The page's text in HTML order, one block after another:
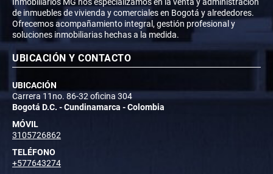
de inmuebles de vivienda y comerciales en Bogotá y alrededores.
Ofrecemos acompañamiento integral, gestión profesional y
soluciones inmobiliarias hechas a la medida.
UBICACIÓN Y CONTACTO
UBICACIÓN
Carrera 11no. 86-32 oficina 304
Bogotá D.C. - Cundinamarca - Colombia
MÓVIL
3105726862
TELÉFONO
+577643274